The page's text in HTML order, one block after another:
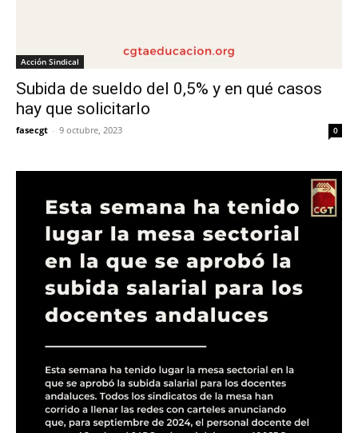
Acción Sindical
Subida de sueldo del 0,5% y en qué casos
hay que solicitarlo
fasecgt - 9 octubre, 2023 0